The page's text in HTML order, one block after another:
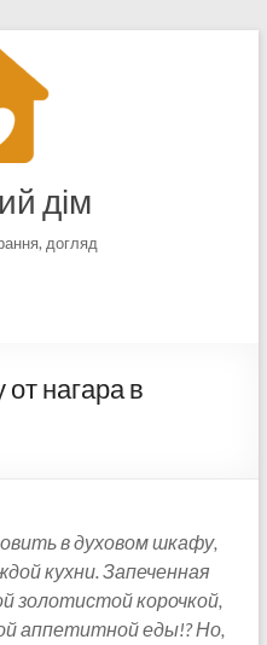
дім
догляд
от нагара в
в духовом шкафу,
кухни. Запеченная
золотистой корочкой,
аппетитной еды!? Но,